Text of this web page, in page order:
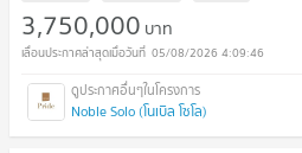
3,750,000 บาท
05/08/2026 4:09:46
Noble Solo (โนเบิล โซโล)